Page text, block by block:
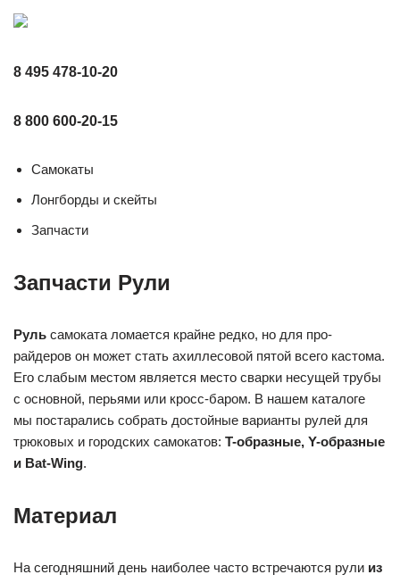
8 495 478-10-20
8 800 600-20-15
Самокаты
Лонгборды и скейты
Запчасти
Запчасти Рули
Руль самоката ломается крайне редко, но для про-
райдеров он может стать ахиллесовой пятой всего кастома.
Его слабым местом является место сварки несущей трубы
с основной, перьями или кросс-баром. В нашем каталоге
мы постарались собрать достойные варианты рулей для
трюковых и городских самокатов: T-образные, Y-образные
и Bat-Wing.
Материал
На сегодняшний день наиболее часто встречаются рули из